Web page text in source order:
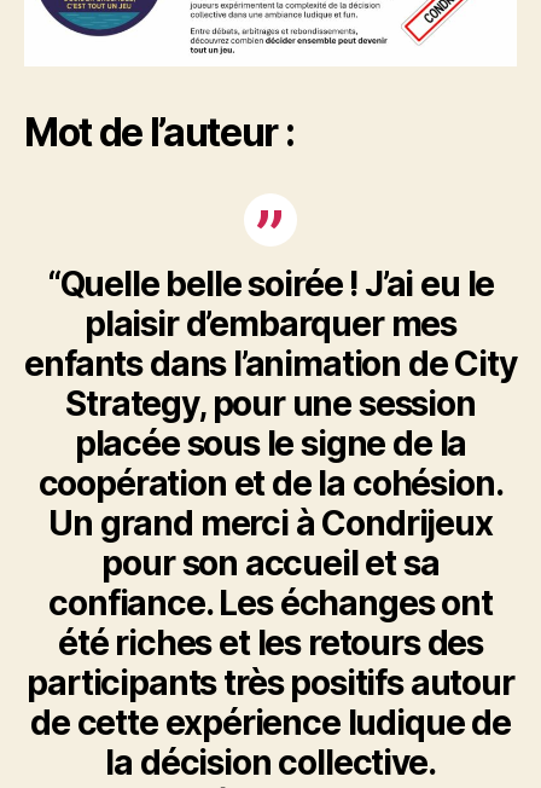
Mot de l’auteur :
“Quelle belle soirée ! J’ai eu le
plaisir d’embarquer mes
enfants dans l’animation de City
Strategy, pour une session
placée sous le signe de la
coopération et de la cohésion.
Un grand merci à Condrijeux
pour son accueil et sa
confiance. Les échanges ont
été riches et les retours des
participants très positifs autour
de cette expérience ludique de
la décision collective.